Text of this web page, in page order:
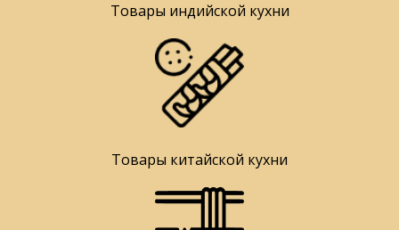
Товары индийской кухни
Товары китайской кухни